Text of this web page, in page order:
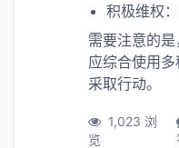
积极维权
需要注意的是
应综合使用
采取行动。
1,023 浏
览